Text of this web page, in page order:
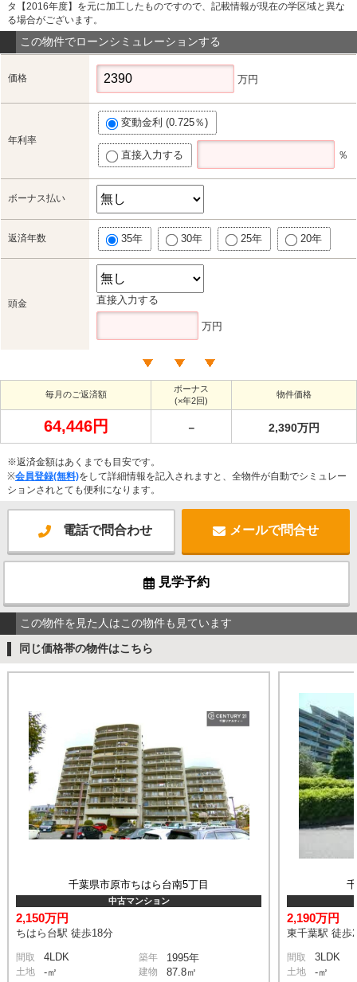
タ【2016年度】を元に加工したものですので、記載情報が現在の学区域と異な
る場合がございます。
この物件でローンシミュレーションする
価格 万円
年利率
変動金利 (0.725％)
直接入力する ％
ボーナス払い
返済年数 35年 30年 25年 20年
頭金 直接入力する
万円
毎月のご返済額
ボーナス
(×年2回)
物件価格
64,446円 － 2,390万円
※返済金額はあくまでも目安です。
※会員登録(無料)をして詳細情報を記入されますと、全物件が自動でシミュレー
ションされとても便利になります。
電話で問合わせ メールで問合せ
見学予約
この物件を見た人はこの物件も見ています
同じ価格帯の物件はこちら
千葉県市原市ちはら台南5丁目
中古マンション
2,150万円
ちはら台駅 徒歩18分
間取 4LDK 築年 1995年
土地 -㎡ 建物 87.8㎡
2,190万円
東千葉駅 徒歩
間取 3LDK
土地 -㎡